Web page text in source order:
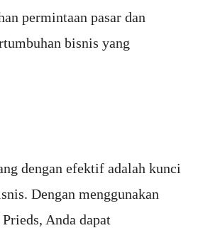
permintaan pasar dan
bisnis yang
dengan efektif adalah kunci
Dengan menggunakan
Anda dapat